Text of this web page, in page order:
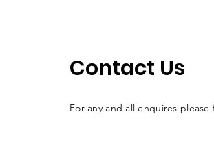
Contact Us
For any and all enquires